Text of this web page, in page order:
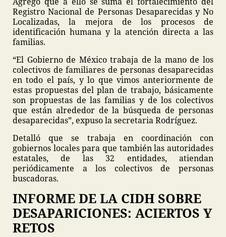
Registro Nacional de Personas Desaparecidas y No
Localizadas, la mejora de los procesos de
identificación humana y la atención directa a las
familias.
“El Gobierno de México trabaja de la mano de los
colectivos de familiares de personas desaparecidas
en todo el país, y lo que vimos anteriormente de
estas propuestas del plan de trabajo, básicamente
son propuestas de las familias y de los colectivos
que están alrededor de la búsqueda de personas
desaparecidas”, expuso la secretaria Rodríguez.
Detalló que se trabaja en coordinación con
gobiernos locales para que también las autoridades
estatales, de las 32 entidades, atiendan
periódicamente a los colectivos de personas
buscadoras.
INFORME DE LA CIDH SOBRE
DESAPARICIONES: ACIERTOS Y
RETOS